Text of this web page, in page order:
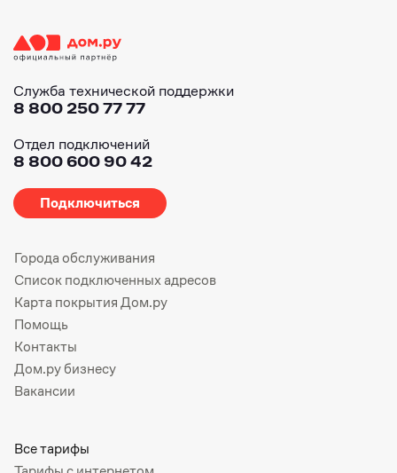
Служба технической поддержки
8 800 250 77 77
Отдел подключений
8 800 600 90 42
Подключиться
Города обслуживания
Список подключенных адресов
Карта покрытия Дом.ру
Помощь
Контакты
Дом.ру бизнесу
Вакансии
Все тарифы